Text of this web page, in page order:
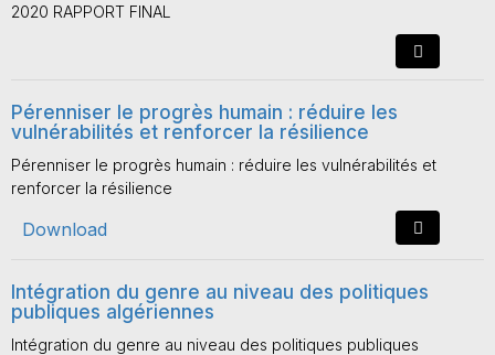
2020 RAPPORT FINAL
Pérenniser le progrès humain : réduire les
vulnérabilités et renforcer la résilience
Pérenniser le progrès humain : réduire les vulnérabilités et
renforcer la résilience
Download
Intégration du genre au niveau des politiques
publiques algériennes
Intégration du genre au niveau des politiques publiques